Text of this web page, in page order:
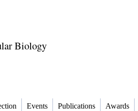
Biology
Events Publications Awards